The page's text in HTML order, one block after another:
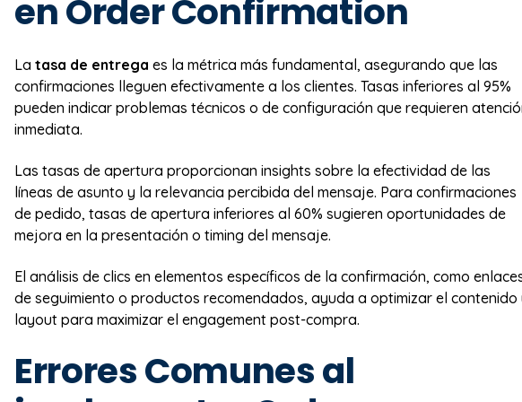
en Order Confirmation
La tasa de entrega es la métrica más fundamental, asegurando que las
confirmaciones lleguen efectivamente a los clientes. Tasas inferiores al 95%
pueden indicar problemas técnicos o de configuración que requieren
inmediata.
Las tasas de apertura proporcionan insights sobre la efectividad de las
líneas de asunto y la relevancia percibida del mensaje. Para confirmaciones
de pedido, tasas de apertura inferiores al 60% sugieren oportunidades de
mejora en la presentación o timing del mensaje.
El análisis de clics en elementos específicos de la confirmación, como
de seguimiento o productos recomendados, ayuda a optimizar el contenido
layout para maximizar el engagement post-compra.
Errores Comunes al